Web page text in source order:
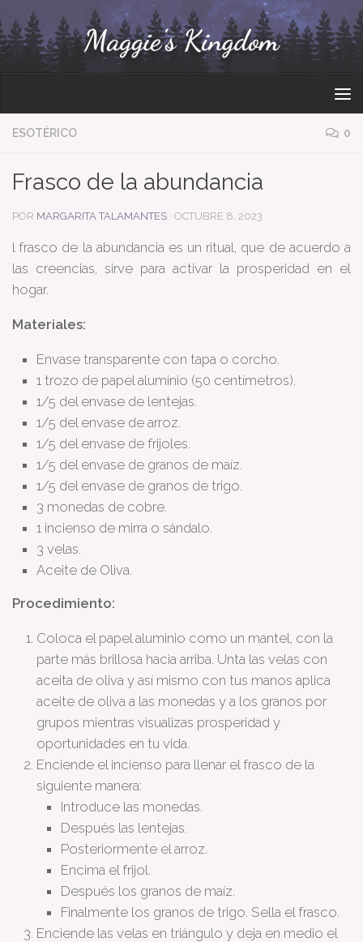
Bajo el contenido
ESOTÉRICO 0
Frasco de la abundancia
POR MARGARITA TALAMANTES · OCTUBRE 8, 2023
l frasco de la abundancia es un ritual, que de acuerdo a
las creencias, sirve para activar la prosperidad en el
hogar.
Materiales:
Envase transparente con tapa o corcho.
1 trozo de papel aluminio (50 centímetros).
1/5 del envase de lentejas.
1/5 del envase de arroz.
1/5 del envase de frijoles.
1/5 del envase de granos de maíz.
1/5 del envase de granos de trigo.
3 monedas de cobre.
1 incienso de mirra o sándalo.
3 velas.
Aceite de Oliva.
Procedimiento:
Coloca el papel aluminio como un mantel, con la
parte más brillosa hacia arriba. Unta las velas con
aceita de oliva y así mismo con tus manos aplica
aceite de oliva a las monedas y a los granos por
grupos mientras visualizas prosperidad y
oportunidades en tu vida.
Enciende el incienso para llenar el frasco de la
siguiente manera:
Introduce las monedas.
Después las lentejas.
Posteriormente el arroz.
Encima el frijol.
Después los granos de maíz.
Finalmente los granos de trigo. Sella el frasco.
Enciende las velas en triángulo y deja en medio el